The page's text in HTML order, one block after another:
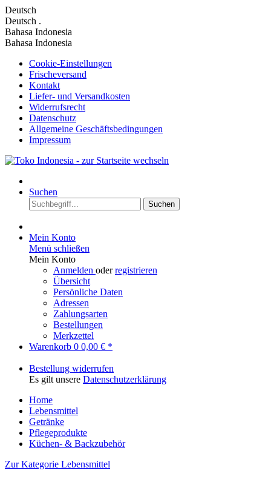
Deutsch
Deutsch .
Bahasa Indonesia
Bahasa Indonesia
Cookie-Einstellungen
Frischeversand
Kontakt
Liefer- und Versandkosten
Widerrufsrecht
Datenschutz
Allgemeine Geschäftsbedingungen
Impressum
Suchen
Suchen
Mein Konto
Menü schließen
Mein Konto
Anmelden oderregistrieren
Übersicht
Persönliche Daten
Adressen
Zahlungsarten
Bestellungen
Merkzettel
Warenkorb 0 0,00 € *
Bestellung widerrufen
Es gilt unsere Datenschutzerklärung
Home
Lebensmittel
Getränke
Pflegeprodukte
Küchen- & Backzubehör
Zur Kategorie Lebensmittel